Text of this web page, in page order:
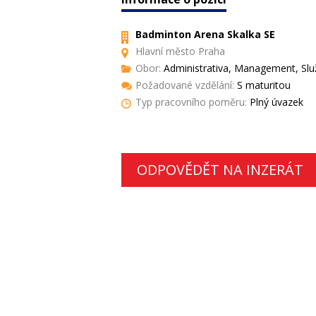
Badminton Arena Skalka SE
Hlavní město Praha
Obor: Administrativa, Management,
Požadované vzdělání: S maturitou
Typ pracovního poměru: Plný úvazek
ODPOVĚDĚT NA INZERÁT